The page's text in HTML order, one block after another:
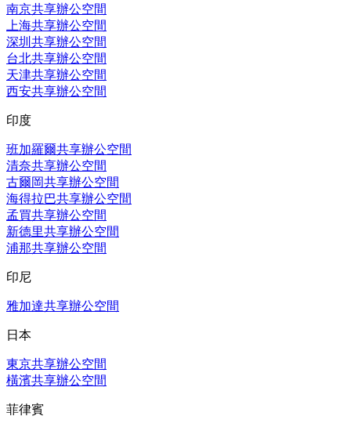
南京共享辦公空間
上海共享辦公空間
深圳共享辦公空間
台北共享辦公空間
天津共享辦公空間
西安共享辦公空間
印度
班加羅爾共享辦公空間
清奈共享辦公空間
古爾岡共享辦公空間
海得拉巴共享辦公空間
孟買共享辦公空間
新德里共享辦公空間
浦那共享辦公空間
印尼
雅加達共享辦公空間
日本
東京共享辦公空間
橫濱共享辦公空間
菲律賓